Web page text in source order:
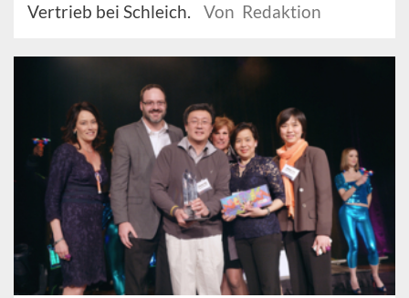
Vertrieb bei Schleich.
Von Redaktion